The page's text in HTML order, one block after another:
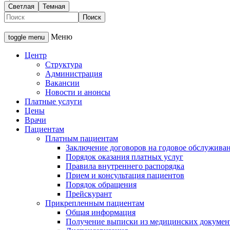
Светлая Темная
toggle menu Меню
Центр
Структура
Администрация
Вакансии
Новости и анонсы
Платные услуги
Цены
Врачи
Пациентам
Платным пациентам
Заключение договоров на годовое
Порядок оказания платных услуг
Правила внутреннего распорядка
Прием и консультация пациентов
Порядок обращения
Прейскурант
Прикрепленным пациентам
Общая информация
Получение выписки из медицинских